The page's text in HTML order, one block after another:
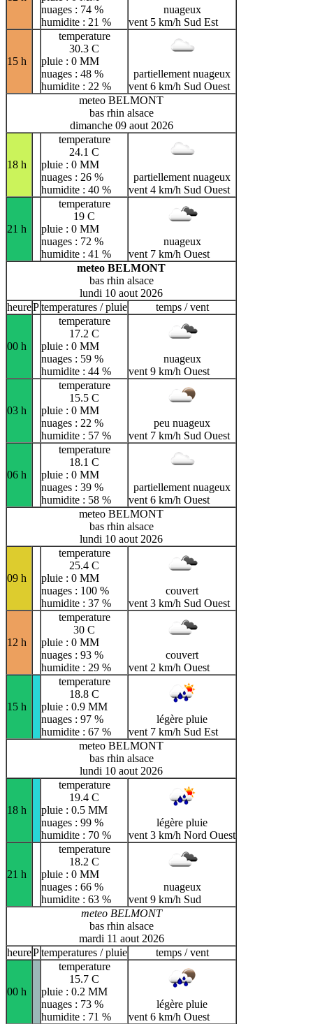
nuages : 74 %
humidite : 21 %
nuageux
vent 5 km/h Sud Est
15 h
temperature
30.3 C
pluie : 0 MM
nuages : 48 %
humidite : 22 %
partiellement nuageux
vent 6 km/h Sud Ouest
meteo BELMONT
bas rhin alsace
dimanche 09 aout 2026
18 h
temperature
24.1 C
pluie : 0 MM
nuages : 26 %
humidite : 40 %
partiellement nuageux
vent 4 km/h Sud Ouest
21 h
temperature
19 C
pluie : 0 MM
nuages : 72 %
humidite : 41 %
nuageux
vent 7 km/h Ouest
meteo BELMONT
bas rhin alsace
lundi 10 aout 2026
heurePtemperatures / pluie temps / vent
00 h
temperature
17.2 C
pluie : 0 MM
nuages : 59 %
humidite : 44 %
nuageux
vent 9 km/h Ouest
03 h
temperature
15.5 C
pluie : 0 MM
nuages : 22 %
humidite : 57 %
peu nuageux
vent 7 km/h Sud Ouest
06 h
temperature
18.1 C
pluie : 0 MM
nuages : 39 %
humidite : 58 %
partiellement nuageux
vent 6 km/h Ouest
meteo BELMONT
bas rhin alsace
lundi 10 aout 2026
09 h
temperature
25.4 C
pluie : 0 MM
nuages : 100 %
humidite : 37 %
couvert
vent 3 km/h Sud Ouest
12 h
temperature
30 C
pluie : 0 MM
nuages : 93 %
humidite : 29 %
couvert
vent 2 km/h Ouest
15 h
temperature
18.8 C
pluie : 0.9 MM
nuages : 97 %
humidite : 67 %
légère pluie
vent 7 km/h Sud Est
meteo BELMONT
bas rhin alsace
lundi 10 aout 2026
18 h
temperature
19.4 C
pluie : 0.5 MM
nuages : 99 %
humidite : 70 %
légère pluie
vent 3 km/h Nord Ouest
21 h
temperature
18.2 C
pluie : 0 MM
nuages : 66 %
humidite : 63 %
nuageux
vent 9 km/h Sud
meteo BELMONT
bas rhin alsace
mardi 11 aout 2026
heurePtemperatures / pluie temps / vent
00 h
temperature
15.7 C
pluie : 0.2 MM
nuages : 73 %
humidite : 71 %
légère pluie
vent 6 km/h Ouest